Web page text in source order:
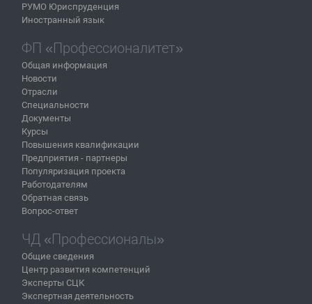
РУМО Юриспруденция
Иностранный язык
ФП «Профессионалитет»
Общая информация
Новости
Отрасли
Специальности
Документы
Курсы
Повышения квалификации
Предприятия - партнеры
Популяризация проекта
Работодателям
Обратная связь
Вопрос-ответ
ЧД «Профессионалы»
Общие сведения
Центр развития компетенций
Эксперты СЦК
Экспертная деятельность